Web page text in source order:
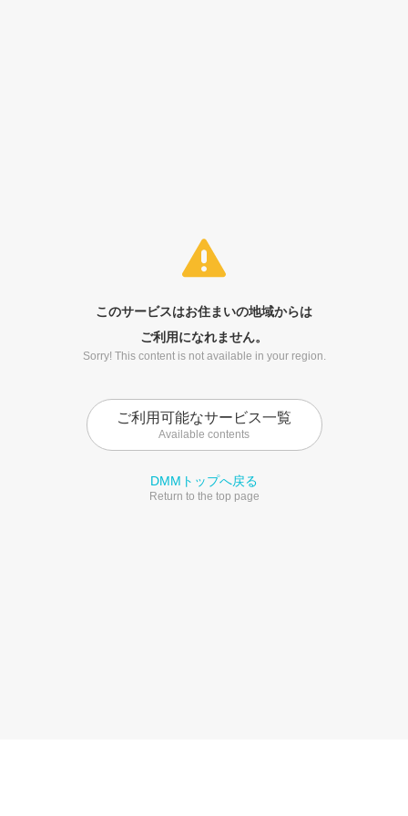
このサービスはお住まいの地域からは
ご利用になれません。
Sorry! This content is not available in your region.
ご利用可能なサービス一覧
Available contents
DMMトップへ戻る
Return to the top page